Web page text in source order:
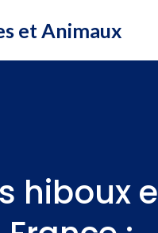
et Animaux
hiboux